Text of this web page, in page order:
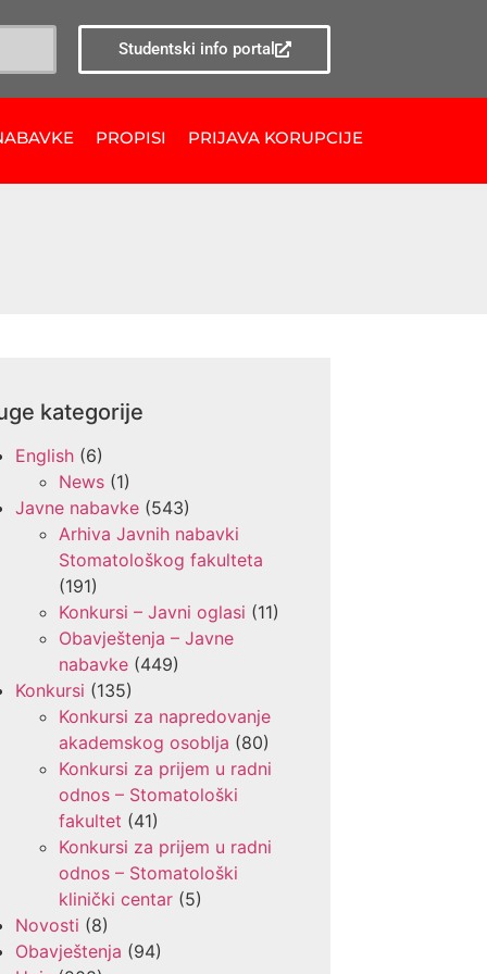
Studentski info portal
PROPISI PRIJAVA KORUPCIJE
kategorije
English(6)
News(1)
Javne nabavke(543)
Arhiva Javnih nabavki
Stomatološkog fakulteta
(191)
Konkursi – Javni oglasi (11)
Obavještenja – Javne
nabavke(449)
Konkursi (135)
Konkursi za napredovanje
akademskog osoblja (80)
Konkursi za prijem u radni
odnos – Stomatološki
fakultet (41)
Konkursi za prijem u radni
odnos – Stomatološki
klinički centar(5)
Novosti (8)
Obavještenja (94)